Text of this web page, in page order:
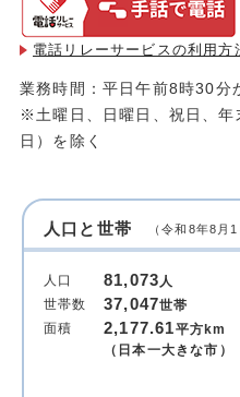
電話リレーサービスの利用方
業務時間：平日午前8時30分
※土曜日、日曜日、祝日、
日）を除く
人口と世帯 （令和8年8月1
人口 81,073人
世帯数
37,047世帯
面積
2,177.61平方km
（日本一大きな市）